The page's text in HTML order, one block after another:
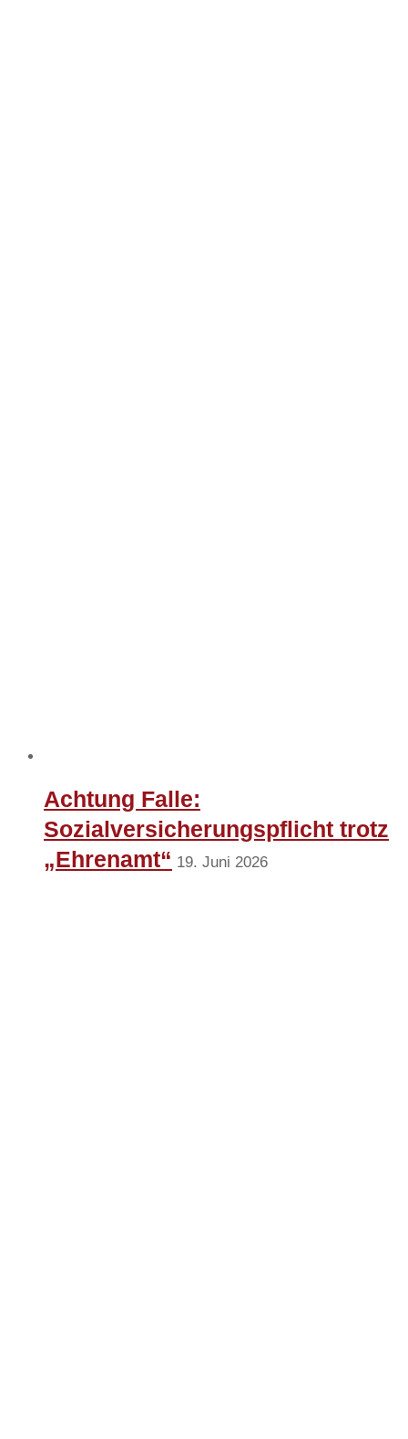
Achtung Falle:
Sozialversicherungspflicht trotz
„Ehrenamt“ 19. Juni 2026